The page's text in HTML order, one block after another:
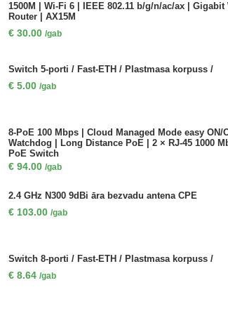
1500M | Wi-Fi 6 | IEEE 802.11 b/g/n/ac/ax | Gigabit
Router | AX15M
€30.00 /gab
Switch 5-porti / Fast-ETH / Plastmasa korpuss /
€5.00 /gab
8-PoE 100 Mbps | Cloud Managed Mode easy ON/
Watchdog | Long Distance PoE | 2 × RJ-45 1000
PoE Switch
€94.00 /gab
2.4 GHz N300 9dBi āra bezvadu antena CPE
€103.00 /gab
Switch 8-porti / Fast-ETH / Plastmasa korpuss /
€8.64 /gab